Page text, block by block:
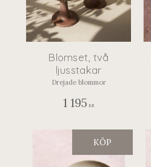
Blomset, två
ljusstakar
Drejade blommor
1 195 KR
KÖP